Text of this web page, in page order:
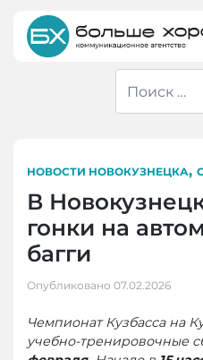
content
НОВОСТИ НОВОКУЗНЕЦКА,
В
гонки на
багги
Опубликовано 07.02.2026
Чемпионат Кузбасса на
учебно-тренировочные